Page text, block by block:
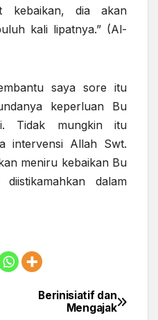
kebaikan, dia akan
kali lipatnya.” (Al-
saya sore itu
keperluan Bu
Tidak mungkin itu
intervensi Allah Swt.
meniru kebaikan Bu
dalam
Berinisiatif dan
Mengajak